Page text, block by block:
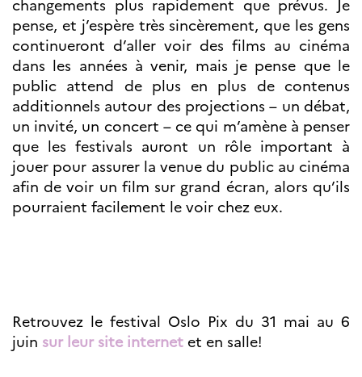
changements plus rapidement que prévus. Je
pense, et j’espère très sincèrement, que les gens
continueront d’aller voir des films au cinéma
dans les années à venir, mais je pense que le
public attend de plus en plus de contenus
additionnels autour des projections – un débat,
un invité, un concert – ce qui m’amène à penser
que les festivals auront un rôle important à
jouer pour assurer la venue du public au cinéma
afin de voir un film sur grand écran, alors qu’ils
pourraient facilement le voir chez eux.
Retrouvez le festival Oslo Pix du 31 mai au 6
juin sur leur site internet et en salle!